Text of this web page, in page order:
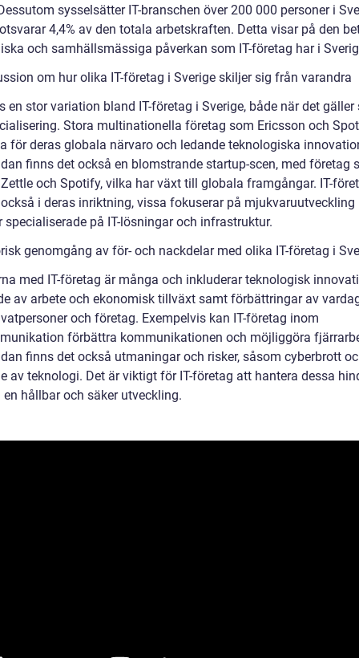
sysselsätter IT-branschen över 200 000 personer i
4,4% av den totala arbetskraften. Detta visar på den
och samhällsmässiga påverkan som IT-företag har i
om hur olika IT-företag i Sverige skiljer sig från varandra
en stor variation bland IT-företag i Sverige, både när det gäller
Stora multinationella företag som Ericsson och
för deras globala närvaro och ledande teknologiska
finns det också en blomstrande startup-scen, med företag
och Spotify, vilka har växt till globala framgångar. IT-
i deras inriktning, vissa fokuserar på mjukvaruutveckling
specialiserade på IT-lösningar och infrastruktur.
genomgång av för- och nackdelar med olika IT-företag i
med IT-företag är många och inkluderar teknologisk
av arbete och ekonomisk tillväxt samt förbättringar av
och företag. Exempelvis kan IT-företag inom
förbättra kommunikationen och möjliggöra
finns det också utmaningar och risker, såsom cyberbrott
av teknologi. Det är viktigt för IT-företag att hantera dessa
hållbar och säker utveckling.